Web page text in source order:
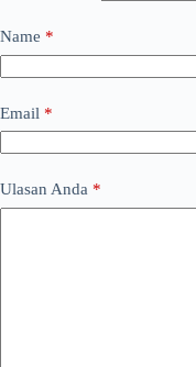
Name *
Email *
Ulasan Anda *